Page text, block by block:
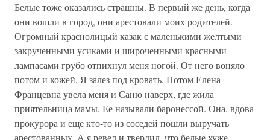
Белые тоже оказались страшны. В первый же день, когда
они вошли в город, они арестовали моих родителей.
Огромный краснолицый казак с маленькими желтыми
закрученными усиками и широченными красными
лампасами грубо отпихнул меня ногой. От него воняло
потом и кожей. Я залез под кровать. Потом Елена
Францевна увела меня и Саню наверх, где жила
приятельница мамы. Ее называли баронессой. Она, вдова
прокурора и еще кто-то из соседей пошли выручать
арестованных. А я ревел и твердил, что белые хуже